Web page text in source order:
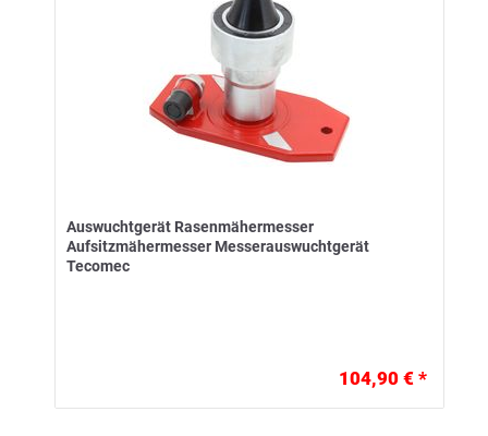
Auswuchtgerät Rasenmähermesser
Aufsitzmähermesser Messerauswuchtgerät
Tecomec
104,90 € *